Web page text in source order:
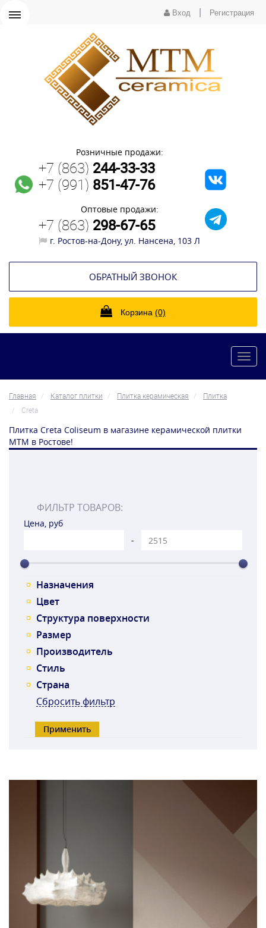
Вход Регистрация
Розничные продажи:
+7 (863) 244-33-33
+7 (991) 851-47-76
Оптовые продажи:
+7 (863) 298-67-65
г. Ростов-на-Дону, ул. Нансена, 103 Л
ОБРАТНЫЙ ЗВОНОК
Корзина (0)
Главная Каталог плитки Плитка керамическая
Плитка
Creta
Плитка Creta Coliseum в магазине керамической плитки
МТМ в Ростове!
ФИЛЬТР ТОВАРОВ:
Цена, руб
-
Назначения
Цвет
Структура поверхности
Размер
Производитель
Стиль
Страна
Сбросить фильтр